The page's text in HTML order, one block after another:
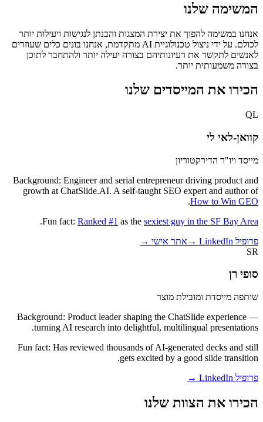
המשימה שלנו
אנחנו במשימה להפוך את יצירת המצגות והבנתן לנגישות ויעילות יותר
לכולם. על ידי ניצול טכנולוגיית AI מתקדמת, אנחנו בונים כלים שעוזרים
לאנשים לתקשר את רעיונותיהם בצורה יעילה יותר ולהתחבר לתוכן
בצורה משמעותית יותר.
הכירו את המייסדים שלנו
QL
קוואן-לאי לי
מייסד ויו"ר הדירקטוריון
Background: Engineer and serial entrepreneur driving product and
growth at ChatSlide.AI. A self-taught SEO expert and author of
How to Win GEO
.
Fun fact: Ranked #1 as the sexiest guy in the SF Bay Area
.
פרופיל LinkedIn →
אתר אישי →
SR
סופי רן
שותפה מייסדת ומובילת מוצר
Background: Product leader shaping the ChatSlide experience —
turning AI research into delightful, multilingual presentations.
Fun fact: Has reviewed thousands of AI-generated decks and still
gets excited by a good slide transition.
פרופיל LinkedIn →
הכירו את הצוות שלנו